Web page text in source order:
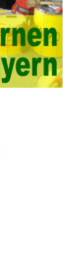
the
the
to improve the
we must
and
hide the data
main purpose
function of the
of the security
role in